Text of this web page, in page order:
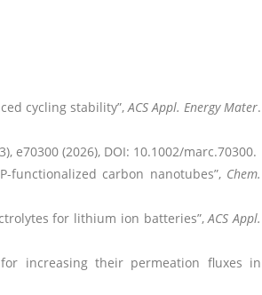
cycling stability”,ACS Appl. Energy Mater.
e70300 (2026), DOI: 10.1002/marc.70300.
functionalized carbon nanotubes”, Chem.
for lithium ion batteries”,ACS Appl.
increasing their permeation fluxes in